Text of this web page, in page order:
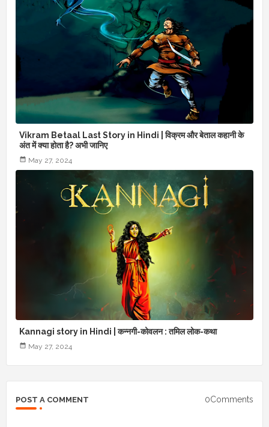
Vikram Betaal Last Story in Hindi | विक्रम और बेताल कहानी के
अंत में क्या होता है? अभी जानिए
May 27, 2024
Kannagi story in Hindi | कन्नगी-कोवलन : तमिल लोक-कथा
May 27, 2024
POST A COMMENT 0Comments